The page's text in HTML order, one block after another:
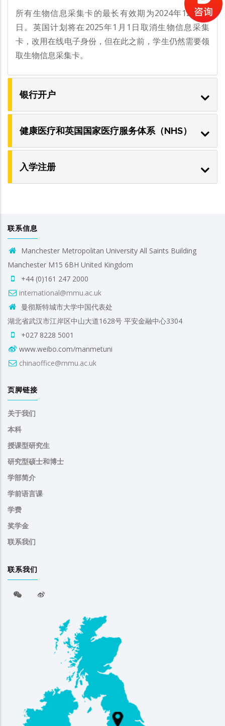
所有生物信息采集卡的最长有效期为2024年12月31
日。英国计划将在2025年1月1日取消生物信息采集
卡，改用在线电子身份，但在此之前，学生仍然需要领
取生物信息采集卡。
银行开户
健康医疗和英国国家医疗服务体系（NHS）
入学注册
联系信息
Manchester Metropolitan University All Saints Building
Manchester M15 6BH United Kingdom
+44 (0)161 247 2000
international@mmu.ac.uk
曼彻斯特城市大学中国代表处
湖北省武汉市江岸区中山大道1628号 平安金融中心3304
+027 8228 5001
www.weibo.com/manmetuni
chinaoffice@mmu.ac.uk
页脚链接
关于我们
本科
授课型研究生
研究型硕士和博士
学部简介
学前语言课
学费
奖学金
联系我们
联系我们